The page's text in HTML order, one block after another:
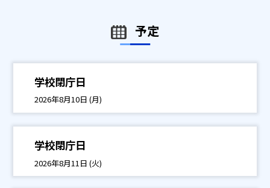
予定
学校閉庁日
2026年8月10日 (月)
学校閉庁日
2026年8月11日 (火)